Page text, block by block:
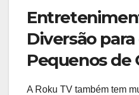
Diversão para
Pequenos de
A Roku TV também tem